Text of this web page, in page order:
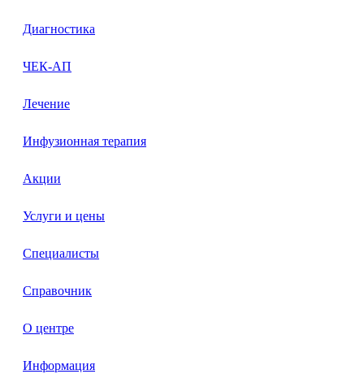
Диагностика
ЧЕК-АП
Лечение
Инфузионная терапия
Акции
Услуги и цены
Специалисты
Справочник
О центре
Информация